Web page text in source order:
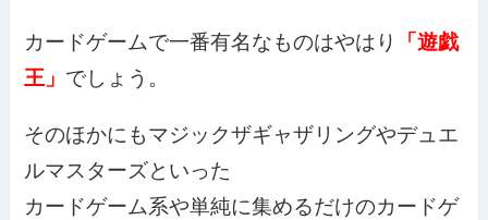
カードゲームで一番有名なものはやはり
「遊戯
王」 でしょう。
そのほかにもマジックザギャザリングやデュエ
ルマスターズといった
カードゲーム系や単純に集めるだけのカードゲ